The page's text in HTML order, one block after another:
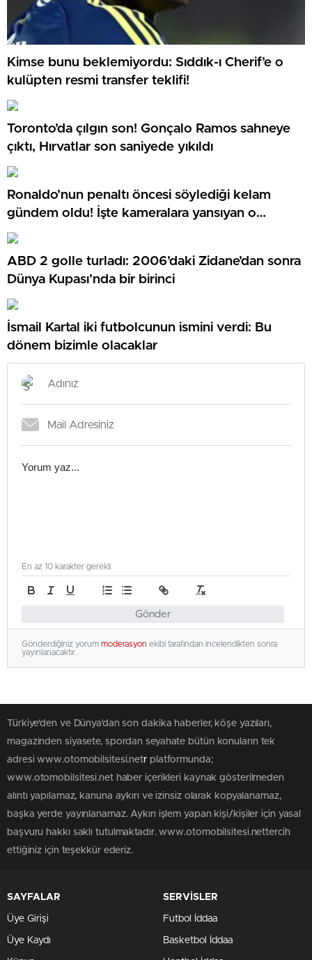
Kimse bunu beklemiyordu: Sıddık-ı Cherif’e o
kulüpten resmi transfer teklifi!
Toronto’da çılgın son! Gonçalo Ramos sahneye
çıktı, Hırvatlar son saniyede yıkıldı
Ronaldo’nun penaltı öncesi söylediği kelam
gündem oldu! İşte kameralara yansıyan o
görüntü…
ABD 2 golle turladı: 2006’daki Zidane’dan sonra
Dünya Kupası’nda bir birinci
İsmail Kartal iki futbolcunun ismini verdi: Bu
dönem bizimle olacaklar
Gönder
En az 10 karakter gerekli
Gönderdiğiniz yorum moderasyon ekibi tarafından incelendikten sonra
yayınlanacaktır.
Türkiye'den ve Dünya’dan son dakika haberler, köşe yazıları,
magazinden siyasete, spordan seyahate bütün konuların tek
adresi www.otomobilsitesi.netr platformunda;
www.otomobilsitesi.net haber içerikleri kaynak gösterilmeden
alıntı yapılamaz, kanuna aykırı ve izinsiz olarak kopyalanamaz,
başka yerde yayınlanamaz. Aykırı işlem yapan kişi/kişiler için yasal
başvuru hakkı saklı tutulmaktadır. www.otomobilsitesi.nettercih
ettiğiniz için teşekkür ederiz.
SAYFALAR
Üye Girişi
Üye Kaydı
SERVİSLER
Futbol İddaa
Basketbol İddaa